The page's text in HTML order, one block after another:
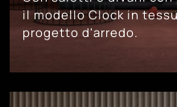
il modello Clock in
progetto d'arredo.